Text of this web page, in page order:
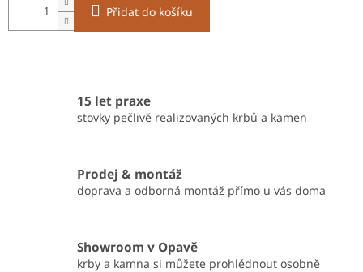
Přidat do košíku
15 let praxe
stovky pečlivě realizovaných krbů a kamen
Prodej & montáž
doprava a odborná montáž přímo u vás doma
Showroom v Opavě
krby a kamna si můžete prohlédnout osobně